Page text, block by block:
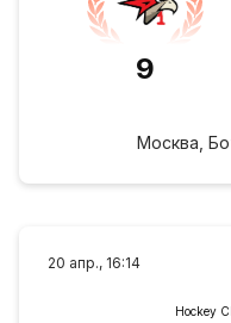
9
Москва,
20 апр., 16:14
Hockey